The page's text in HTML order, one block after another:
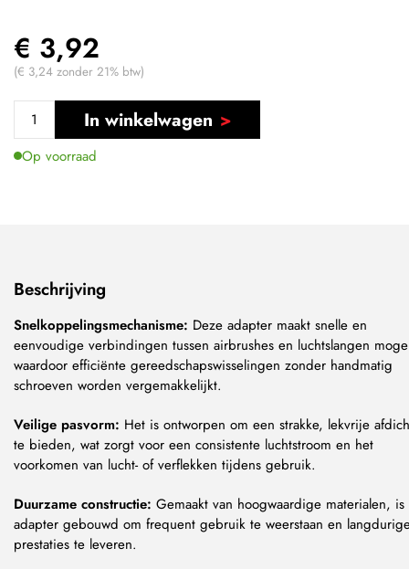
€ 3,92
(€ 3,24 zonder 21% btw)
In winkelwagen
Op voorraad
Beschrijving
Snelkoppelingsmechanisme: Deze adapter maakt snelle en
eenvoudige verbindingen tussen airbrushes en luchtslangen
waardoor efficiënte gereedschapswisselingen zonder handmatig
schroeven worden vergemakkelijkt.
Veilige pasvorm: Het is ontworpen om een strakke, lekvrije
te bieden, wat zorgt voor een consistente luchtstroom en het
voorkomen van lucht- of verflekken tijdens gebruik.
Duurzame constructie: Gemaakt van hoogwaardige materialen,
adapter gebouwd om frequent gebruik te weerstaan en
prestaties te leveren.